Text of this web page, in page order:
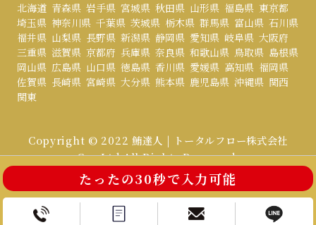
お電話はこちら お問い合わせ
たったの30秒で入力可能
北海道 青森県 岩手県 宮城県 秋田県 山形県 福島県 東京都
埼玉県 神奈川県 千葉県 茨城県 栃木県 群馬県 富山県 石川県
福井県 山梨県 長野県 新潟県 静岡県 愛知県 岐阜県 大阪府
三重県 滋賀県 京都府 兵庫県 奈良県 和歌山県 鳥取県 島根県
岡山県 広島県 山口県 徳島県 香川県 愛媛県 高知県 福岡県
佐賀県 長崎県 宮崎県 大分県 熊本県 鹿児島県 沖縄県 関西
関東
Copyright © 2022 鮪達人 | トータルフロー株式会社
Co., Ltd All Rights Reserved.